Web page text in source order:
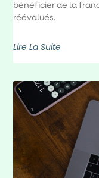
bénéficier de la
réévalués.
Lire La Suite